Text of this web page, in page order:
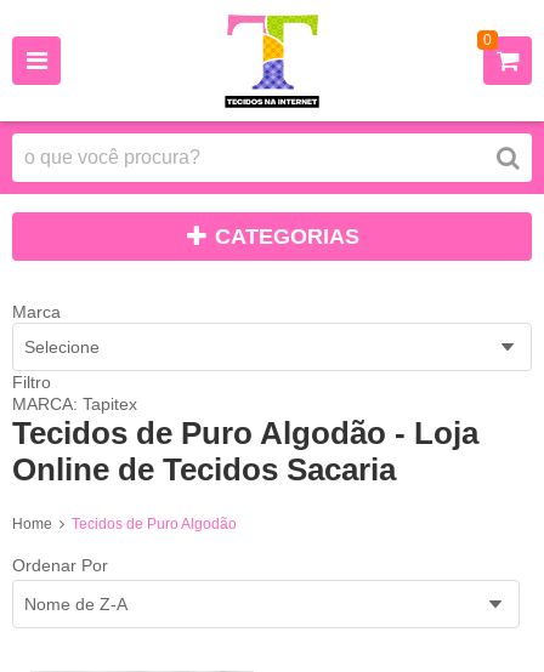
0
CATEGORIAS
Marca
Selecione
Filtro
MARCA: Tapitex
Tecidos de Puro Algodão - Loja
Online de Tecidos Sacaria
Home Tecidos de Puro Algodão
Ordenar Por
Nome de Z-A